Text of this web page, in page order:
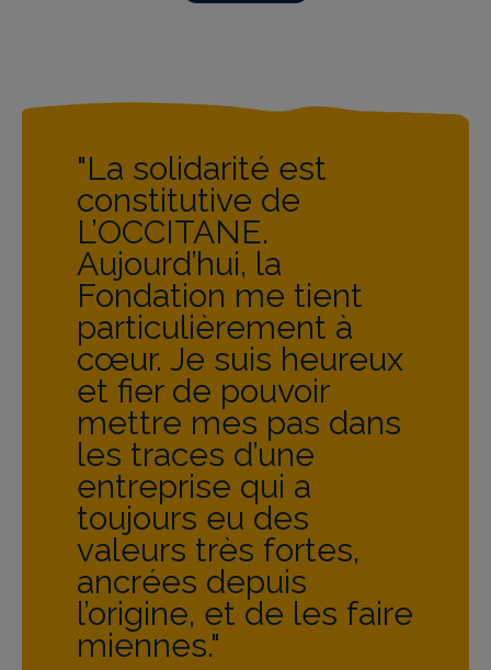
"La solidarité est
constitutive de
L’OCCITANE.
Aujourd’hui, la
Fondation me tient
particulièrement à
cœur. Je suis heureux
et fier de pouvoir
mettre mes pas dans
les traces d’une
entreprise qui a
toujours eu des
valeurs très fortes,
ancrées depuis
l’origine, et de les faire
miennes."
"Cette Fondation est
née de toute l’âme de
L’OCCITANE. Elle ne
fait qu’extérioriser ce
qui est à l’intérieur. Le
rôle de la Fondation
L'OCCITANE est de
catalyser toutes ces
énergies afin de créer
une réelle cohérence
entre l’histoire de
L’OCCITANE et les
actions menées par la
Fondation."
Olivier Baussan, Vice-Président de la Fondation et
Fondateur de L'OCCITANE